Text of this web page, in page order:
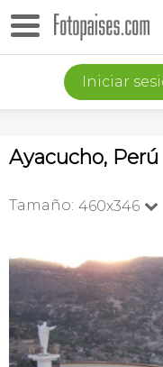
Iniciar
Ayacucho, Perú
Tamaño: 460x346 